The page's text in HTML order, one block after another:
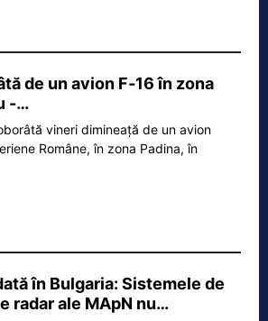
de un avion F‑16 în zona
-…
vineri dimineață de un avion
Române, în zona Padina, în
în Bulgaria: Sistemele de
radar ale MApN nu…